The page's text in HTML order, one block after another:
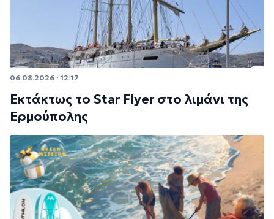
06.08.2026 · 12:17
Εκτάκτως το Star Flyer στο λιμάνι της
Ερμούπολης